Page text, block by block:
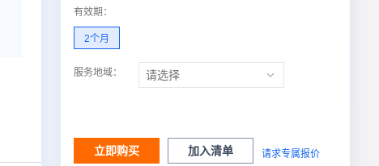
有效期 ：
2个月
服务地域：
立即购买 加入清单 请求专属报价